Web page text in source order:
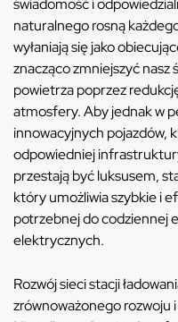
świadomość i
naturalnego rosną
wyłaniają się jako
znacząco zmniejszyć nasz
powietrza poprzez
atmosfery. Aby jednak w
innowacyjnych pojazdów,
odpowiedniej
przestają być luksusem,
który umożliwia szybkie i
potrzebnej do codziennej
elektrycznych.
Rozwój sieci stacji
zrównoważonego rozwoju